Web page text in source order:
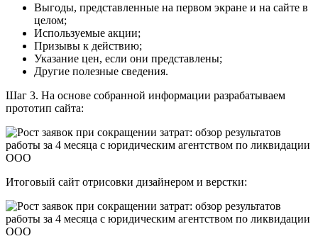
Выгоды, представленные на первом экране и на сайте в
целом;
Используемые акции;
Призывы к действию;
Указание цен, если они представлены;
Другие полезные сведения.
Шаг 3. На основе собранной информации разрабатываем
прототип сайта:
Итоговый сайт отрисовки дизайнером и верстки: